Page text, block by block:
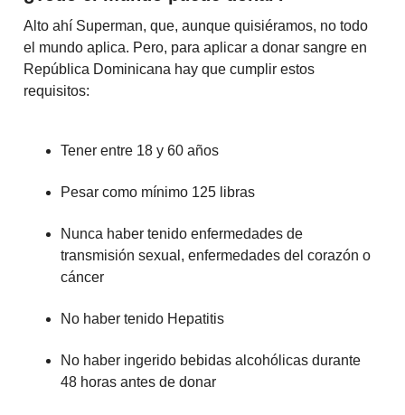
Alto ahí Superman, que, aunque quisiéramos, no todo
el mundo aplica. Pero, para aplicar a donar sangre en
República Dominicana hay que cumplir estos
requisitos:
Tener entre 18 y 60 años
Pesar como mínimo 125 libras
Nunca haber tenido enfermedades de
transmisión sexual, enfermedades del corazón o
cáncer
No haber tenido Hepatitis
No haber ingerido bebidas alcohólicas durante
48 horas antes de donar